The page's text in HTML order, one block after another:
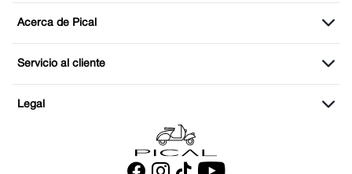
Acerca de Pical
Servicio al cliente
Legal